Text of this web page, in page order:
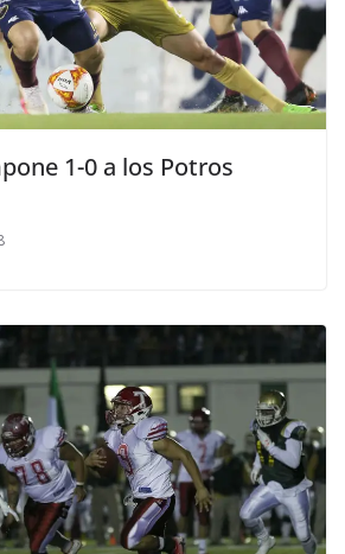
1-0 a los Potros